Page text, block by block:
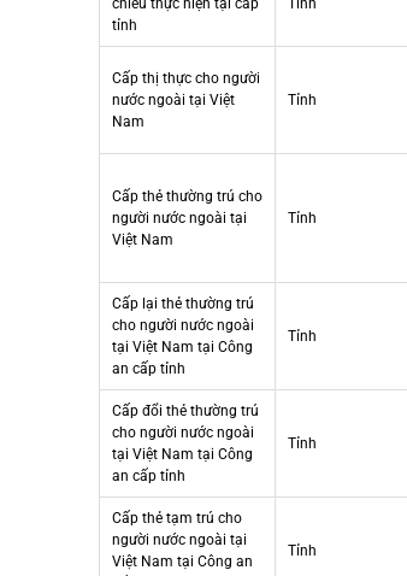
tỉnh
Cấp thị thực cho người
nước ngoài tại Việt
Nam
Tỉnh
Cấp thẻ thường trú cho
người nước ngoài tại
Việt Nam
Tỉnh
Cấp lại thẻ thường trú
cho người nước ngoài
tại Việt Nam tại Công
an cấp tỉnh
Tỉnh
Cấp đổi thẻ thường trú
cho người nước ngoài
tại Việt Nam tại Công
an cấp tỉnh
Tỉnh
Cấp thẻ tạm trú cho
người nước ngoài tại
Việt Nam tại Công an
Tỉnh